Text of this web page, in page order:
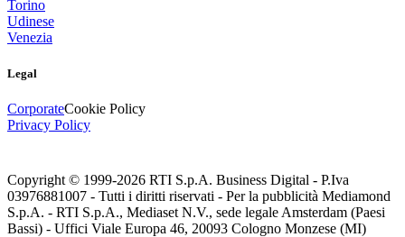
Torino
Udinese
Venezia
Legal
CorporateCookie Policy
Privacy Policy
Copyright © 1999-2026 RTI S.p.A. Business Digital - P.Iva
03976881007 - Tutti i diritti riservati - Per la pubblicità Mediamond
S.p.A. - RTI S.p.A., Mediaset N.V., sede legale Amsterdam (Paesi
Bassi) - Uffici Viale Europa 46, 20093 Cologno Monzese (MI)